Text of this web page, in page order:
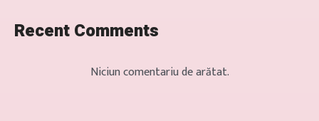
Recent Comments
Niciun comentariu de arătat.